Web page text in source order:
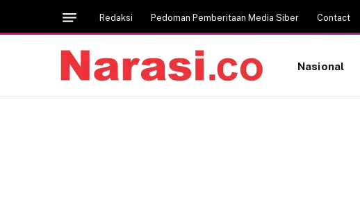
Redaksi Pedoman Pemberitaan Media Siber Contact
Nasional